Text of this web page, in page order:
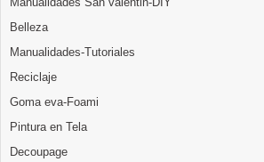
Belleza
Manualidades-Tutoriales
Reciclaje
Goma eva-Foami
Pintura en Tela
Decoupage